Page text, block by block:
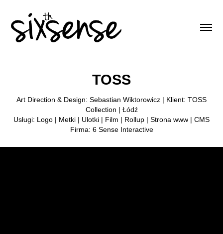
TOSS
Art Direction & Design: Sebastian Wiktorowicz | Klient: TOSS
Collection | Łódź
Usługi: Logo | Metki | Ulotki | Film | Rollup | Strona www | CMS
Firma: 6 Sense Interactive